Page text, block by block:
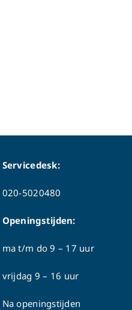
Servicedesk:
020-5020480
Openingstijden:
ma t/m do9 – 17 uur
vrijdag 9 – 16 uur
Na openingstijden